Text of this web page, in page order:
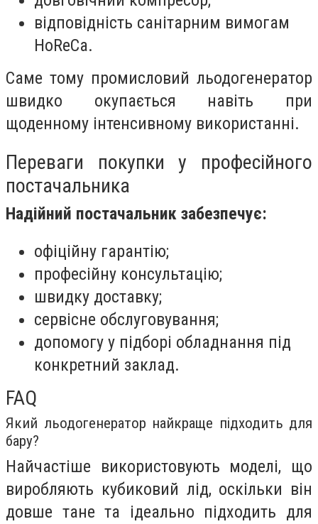
відповідність санітарним вимогам
HoReCa.
Саме тому промисловий льодогенератор
швидко окупається навіть при
щоденному інтенсивному використанні.
Переваги покупки у професійного
постачальника
Надійний постачальник забезпечує:
офіційну гарантію;
професійну консультацію;
швидку доставку;
сервісне обслуговування;
допомогу у підборі обладнання під
конкретний заклад.
FAQ
Який льодогенератор найкраще підходить для
бару?
Найчастіше використовують моделі, що
виробляють кубиковий лід, оскільки він
довше тане та ідеально підходить для